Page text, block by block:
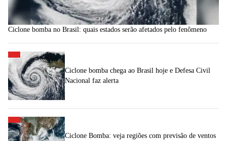
Ciclone bomba no Brasil: quais estados serão afetados pelo fenômeno
Ciclone bomba chega ao Brasil hoje e Defesa Civil
Nacional faz alerta
Ciclone Bomba: veja regiões com previsão de ventos